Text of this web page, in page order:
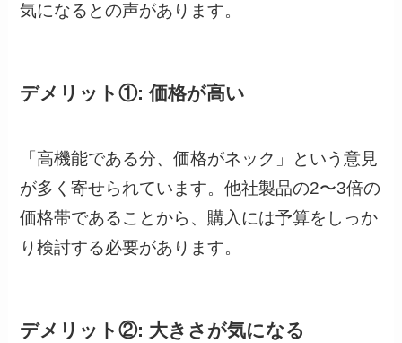
気になるとの声があります。
デメリット①: 価格が高い
「高機能である分、価格がネック」という意見
が多く寄せられています。他社製品の2〜3倍の
価格帯であることから、購入には予算をしっか
り検討する必要があります。
デメリット②: 大きさが気になる